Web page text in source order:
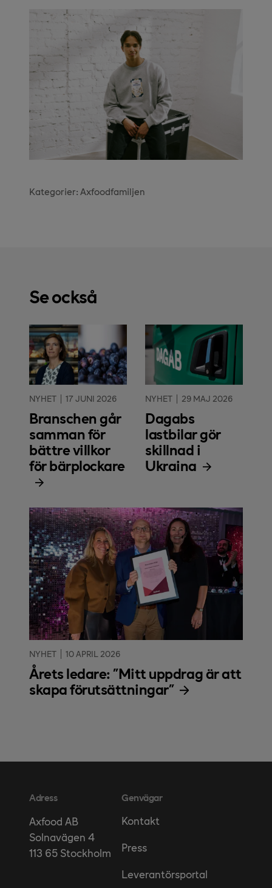
Kategorier: Axfoodfamiljen
Se också
NYHET 17 JUNI 2026
Branschen går
samman för
bättre villkor
för bärplockare
NYHET 29 MAJ 2026
Dagabs
lastbilar gör
skillnad i
Ukraina
NYHET 10 APRIL 2026
Årets ledare: "Mitt uppdrag är att
skapa förutsättningar"
Adress
Axfood AB
Solnavägen 4
113 65 Stockholm
Genvägar
Kontakt
Press
Leverantörsportal